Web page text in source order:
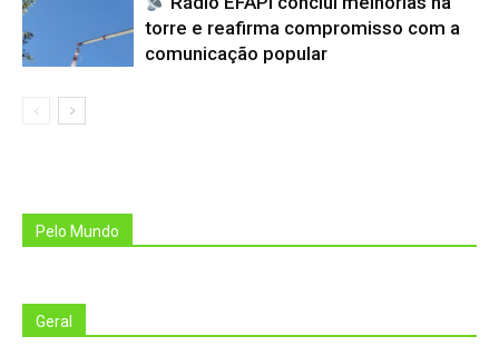
torre e reafirma compromisso com a
comunicação popular
Pelo Mundo
Geral